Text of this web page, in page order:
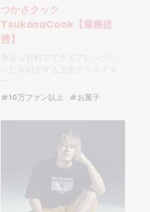
つかさクック
TsukasaCook【業務提
携】
#10万ファン以上 #お菓子